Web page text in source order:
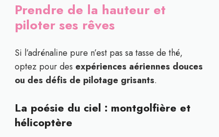
Prendre de la hauteur et
piloter ses rêves
Si l’adrénaline pure n’est pas sa tasse de thé,
optez pour des expériences aériennes douces
ou des défis de pilotage grisants.
La poésie du ciel : montgolfière et
hélicoptère